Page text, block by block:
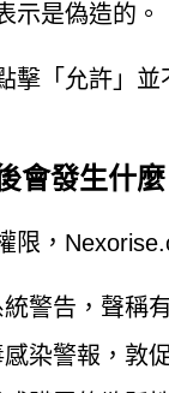
示是偽造的。
擊「允許」
會發生什麼
限，
警告，聲稱
染警報，敦